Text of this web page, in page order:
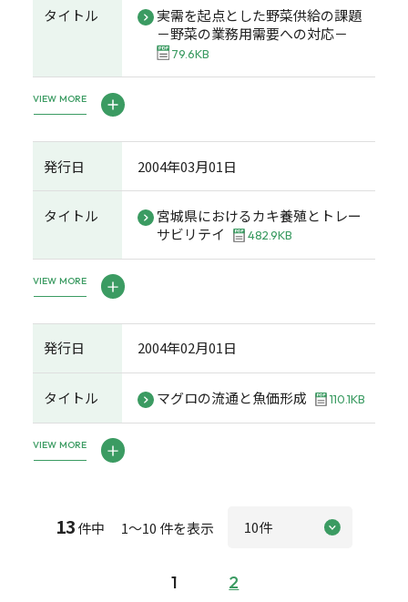
タイトル
実需を起点とした野菜供給の課題
－野菜の業務用需要への対応－
79.6KB
VIEW MORE
発行日 2004年03月01日
タイトル
宮城県におけるカキ養殖とトレー
サビリテイ
482.9KB
VIEW MORE
発行日 2004年02月01日
タイトル マグロの流通と魚価形成 110.1KB
VIEW MORE
13件中 1～10 件を表示
1 2